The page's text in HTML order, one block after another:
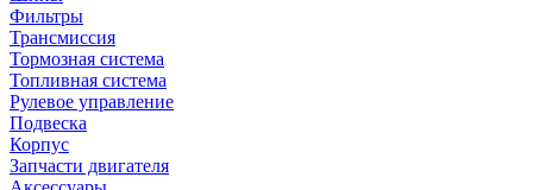
Фильтры
Трансмиссия
Тормозная система
Топливная система
Рулевое управление
Подвеска
Корпус
Запчасти двигателя